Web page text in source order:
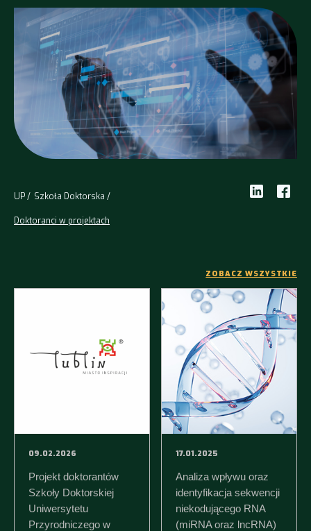
UP Szkoła Doktorska
Doktoranci w projektach
ZOBACZ WSZYSTKIE
09.02.2026
Projekt doktorantów
Szkoły Doktorskiej
Uniwersytetu
Przyrodniczego w
17.01.2025
Analiza wpływu oraz
identyfikacja sekwencji
niekodującego RNA
(miRNA oraz lncRNA)